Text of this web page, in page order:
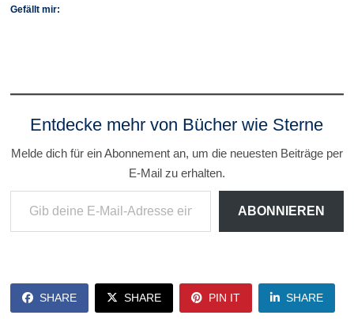
Gefällt mir:
Entdecke mehr von Bücher wie Sterne
Melde dich für ein Abonnement an, um die neuesten Beiträge per
E-Mail zu erhalten.
Gib deine E-Mail-Adresse ein ...
ABONNIEREN
SHARE SHARE PIN IT SHARE